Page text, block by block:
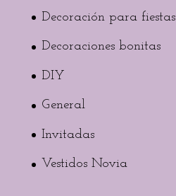
Decoración para fiestas
Decoraciones bonitas
DIY
General
Invitadas
Vestidos Novia